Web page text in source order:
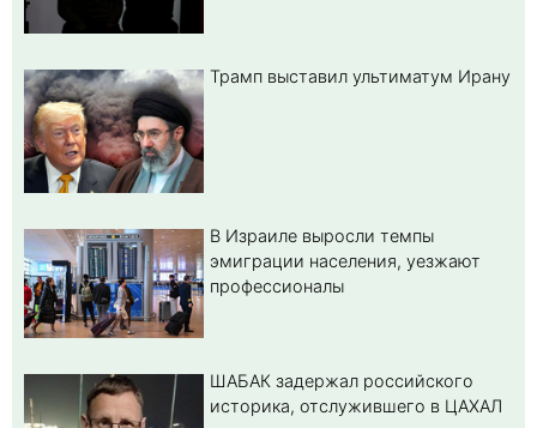
Трамп выставил ультиматум Ирану
В Израиле выросли темпы
эмиграции населения, уезжают
профессионалы
ШАБАК задержал российского
историка, отслужившего в ЦАХАЛ